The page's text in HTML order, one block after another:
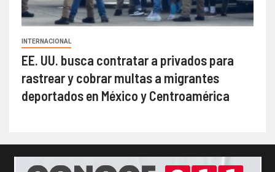
INTERNACIONAL
EE. UU. busca contratar a privados para
rastrear y cobrar multas a migrantes
deportados en México y Centroamérica